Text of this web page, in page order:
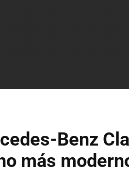
Benz
más